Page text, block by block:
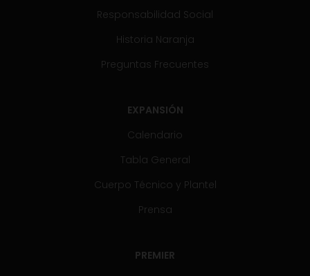
Responsabilidad Social
Historia Naranja
Preguntas Frecuentes
EXPANSIÓN
Calendario
Tabla General
Cuerpo Técnico y Plantel
Prensa
PREMIER